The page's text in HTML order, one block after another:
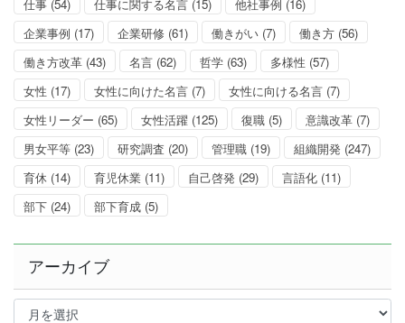
仕事 (54) 仕事に関する名言 (15) 他社事例 (16)
企業事例 (17) 企業研修 (61) 働きがい (7) 働き方 (56)
働き方改革 (43) 名言 (62) 哲学 (63) 多様性 (57)
女性 (17) 女性に向けた名言 (7) 女性に向ける名言 (7)
女性リーダー (65) 女性活躍 (125) 復職 (5) 意識改革 (7)
男女平等 (23) 研究調査 (20) 管理職 (19) 組織開発 (247)
育休 (14) 育児休業 (11) 自己啓発 (29) 言語化 (11)
部下 (24) 部下育成 (5)
アーカイブ
ア